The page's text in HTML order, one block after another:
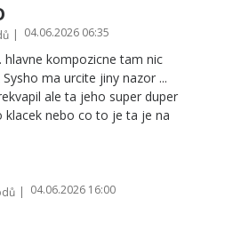
| 04.06.2026 06:35
hlavne kompozicne tam nic
ma urcite jiny nazor ...
ale ta jeho super duper
klacek nebo co to je ta je na
| 04.06.2026 16:00